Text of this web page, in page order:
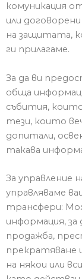
комуникация
или
на защитата,
ги прилагаме.
За да ви
обща
събития,
тези, които
допитали,
такава
За управление
управляваме
трансфери:
информация,
продажба,
прекратяване
на някои или